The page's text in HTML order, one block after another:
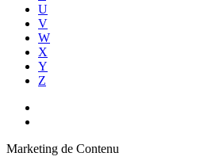
U
V
W
X
Y
Z
Marketing de Contenu